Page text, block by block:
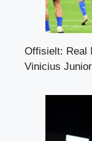
Offisielt: Real
Vinicius